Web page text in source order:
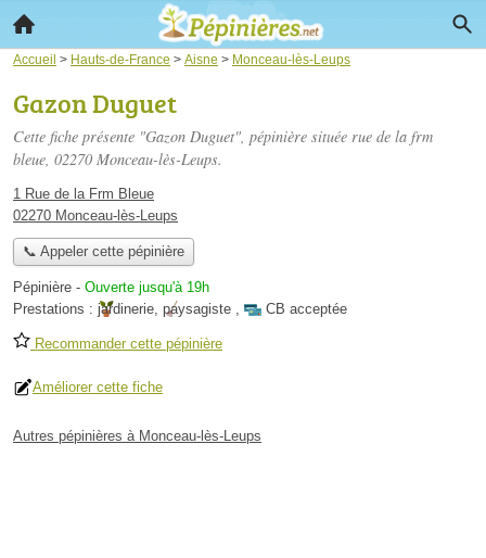
Accueil > Hauts-de-France > Aisne > Monceau-lès-Leups
Gazon Duguet
Cette fiche présente "Gazon Duguet", pépinière située rue de la frm
bleue, 02270 Monceau-lès-Leups.
1 Rue de la Frm Bleue
02270 Monceau-lès-Leups
📞 Appeler cette pépinière
Pépinière - Ouverte jusqu'à 19h
Prestations : jardinerie, paysagiste , CB acceptée
Recommander cette pépinière
Améliorer cette fiche
Autres pépinières à Monceau-lès-Leups